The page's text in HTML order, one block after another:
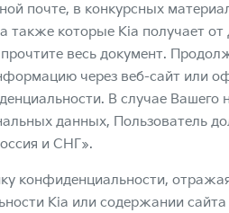
почте, в конкурсных
также которые Kia получает
весь документ.
через веб-сайт или
В случае Вашего
данных, Пользователь
и СНГ».
конфиденциальности,
Kia или содержании сайта